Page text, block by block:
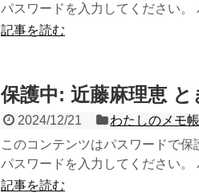
パスワードを入力してください。
記事を読む
保護中: 近藤麻理恵
2024/12/21
わたしのメモ帳
このコンテンツはパスワードで
パスワードを入力してください。
記事を読む